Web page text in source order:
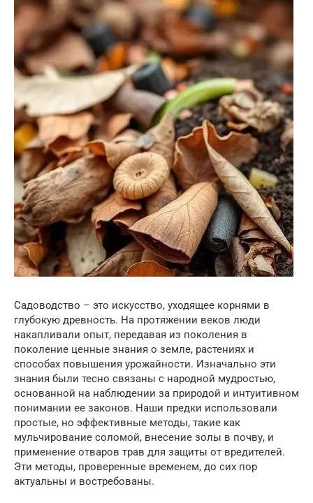
Садоводство – это искусство, уходящее корнями в
глубокую древность. На протяжении веков люди
накапливали опыт, передавая из поколения в
поколение ценные знания о земле, растениях и
способах повышения урожайности. Изначально эти
знания были тесно связаны с народной мудростью,
основанной на наблюдении за природой и интуитивном
понимании ее законов. Наши предки использовали
простые, но эффективные методы, такие как
мульчирование соломой, внесение золы в почву, и
применение отваров трав для защиты от вредителей.
Эти методы, проверенные временем, до сих пор
актуальны и востребованы.